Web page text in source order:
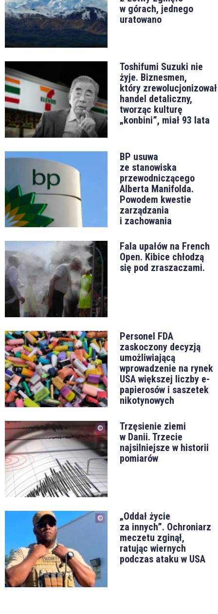
w górach, jednego
uratowano
Toshifumi Suzuki nie
żyje. Biznesmen,
który zrewolucjonizował
handel detaliczny,
tworząc kulturę
„konbini”, miał 93 lata
BP usuwa
ze stanowiska
przewodniczącego
Alberta Manifolda.
Powodem kwestie
zarządzania
i zachowania
Fala upałów na French
Open. Kibice chłodzą
się pod zraszaczami.
Personel FDA
zaskoczony decyzją
umożliwiającą
wprowadzenie na rynek
USA większej liczby e-
papierosów i saszetek
nikotynowych
Trzęsienie ziemi
w Danii. Trzecie
najsilniejsze w historii
pomiarów
„Oddał życie
za innych”. Ochroniarz
meczetu zginął,
ratując wiernych
podczas ataku w USA